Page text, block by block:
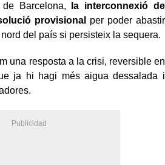
Barcelona,
la interconnexió de
provisional
per poder abastir
del país si persisteix la sequera.
una resposta a la crisi, reversible en
ja hi hagi més aigua dessalada i